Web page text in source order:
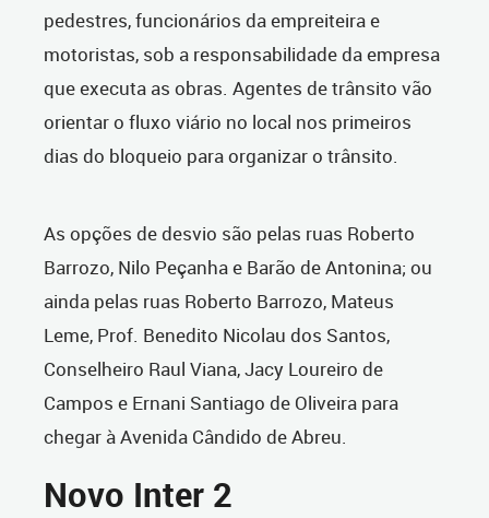
pedestres, funcionários da empreiteira e
motoristas, sob a responsabilidade da empresa
que executa as obras. Agentes de trânsito vão
orientar o fluxo viário no local nos primeiros
dias do bloqueio para organizar o trânsito.
As opções de desvio são pelas ruas Roberto
Barrozo, Nilo Peçanha e Barão de Antonina; ou
ainda pelas ruas Roberto Barrozo, Mateus
Leme, Prof. Benedito Nicolau dos Santos,
Conselheiro Raul Viana, Jacy Loureiro de
Campos e Ernani Santiago de Oliveira para
chegar à Avenida Cândido de Abreu.
Novo Inter 2